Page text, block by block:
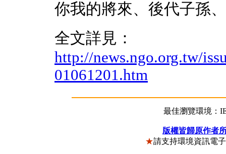
你我的將來、後代子孫
全文詳見：
http://news.ngo.org.tw/
01061201.htm
最佳瀏覽環境：
版權皆歸原作者
★請支持環境資訊電